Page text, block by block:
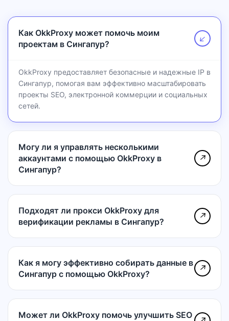
Как OkkProxy может помочь моим
проектам в Сингапур?
↗
OkkProxy предоставляет безопасные и надежные IP в
Сингапур, помогая вам эффективно масштабировать
проекты SEO, электронной коммерции и социальных
сетей.
Могу ли я управлять несколькими
аккаунтами с помощью OkkProxy в
Сингапур?
↗
Подходят ли прокси OkkProxy для
верификации рекламы в Сингапур?
↗
Как я могу эффективно собирать данные в
Сингапур с помощью OkkProxy?
↗
Может ли OkkProxy помочь улучшить SEO